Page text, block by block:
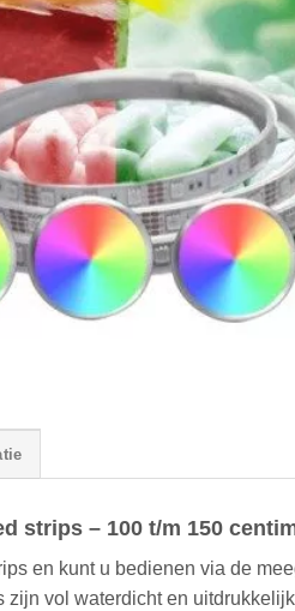
strips – 100 t/m 150
en kunt u bedienen via de
zijn vol waterdicht en